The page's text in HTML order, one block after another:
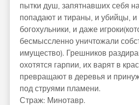
пытки душ, запятнавших себя
попадают и тираны, и убийцы,
богохульники, и даже
бесмыссленно уничтожали
имущество). Грешников
охотятся гарпии, их варят в
превращают в деревья и
под струями пламени.
Страж: Минотавр.